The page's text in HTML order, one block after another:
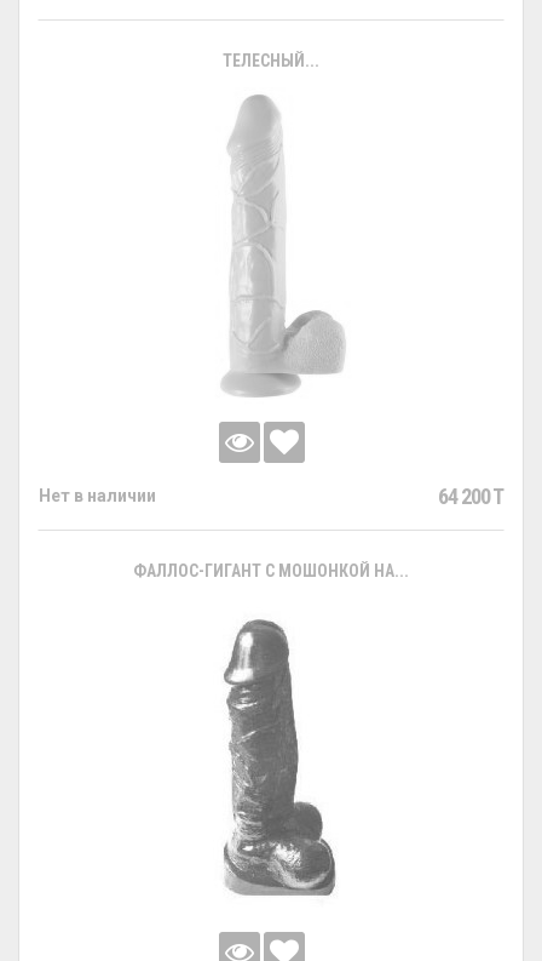
ТЕЛЕСНЫЙ...
Нет в наличии 64 200 T
ФАЛЛОС-ГИГАНТ С МОШОНКОЙ НА...